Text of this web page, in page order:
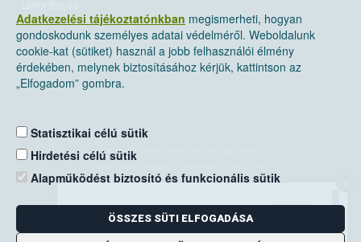
Adatkezelési tájékoztatónkban megismerheti, hogyan
gondoskodunk személyes adatai védelméről. Weboldalunk
cookie-kat (sütiket) használ a jobb felhasználói élmény
érdekében, melynek biztosításához kérjük, kattintson az
„Elfogadom” gombra.
Statisztikai célú sütik
Hirdetési célú sütik
Alapműködést biztosító és funkcionális sütik
ÖSSZES SÜTI ELFOGADÁSA
Nemzeti Élelmiszerlánc-biztonsági Hivatal
Levelezési cím: 1525 Budapest. Pf. 30.
E-mail:ugyfelszolgalat@nebih.gov.hu